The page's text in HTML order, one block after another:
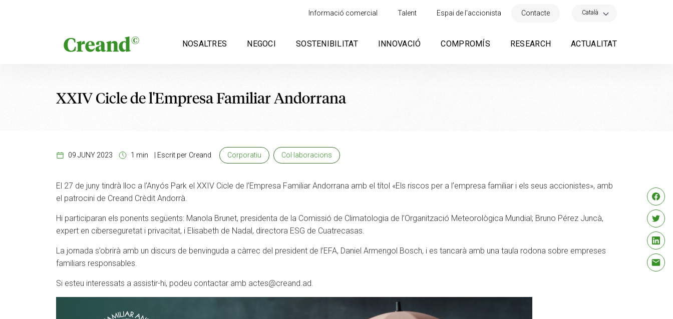
Informació comercial Talent Espai de l'accionista Contacte Català
NOSALTRES NEGOCI SOSTENIBILITAT INNOVACIÓ COMPROMÍS RESEARCH ACTUALITAT
XXIV Cicle de l'Empresa Familiar Andorrana
09 JUNY 2023 1 min Escrit per Creand Corporatiu Col·laboracions
El 27 de juny tindrà lloc a l’Anyós Park el XXIV Cicle de l’Empresa Familiar Andorrana amb el títol «Els riscos per a l’empresa familiar i els seus accionistes», amb
el patrocini de Creand Crèdit Andorrà.
Hi participaran els ponents següents: Manola Brunet, presidenta de la Comissió de Climatologia de l’Organització Meteorològica Mundial; Bruno Pérez Juncà,
expert en ciberseguretat i privacitat, i Elisabeth de Nadal, directora ESG de Cuatrecasas.
La jornada s’obrirà amb un discurs de benvinguda a càrrec del president de l’EFA, Daniel Armengol Bosch, i es tancarà amb una taula rodona sobre empreses
familiars responsables.
Si esteu interessats a assistir-hi, podeu contactar amb actes@creand.ad.